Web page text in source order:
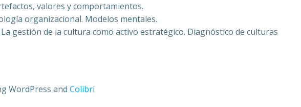
valores y comportamientos.
organizacional. Modelos mentales.
gestión de la cultura como activo estratégico. Diagnóstico de culturas
WordPress and Colibri